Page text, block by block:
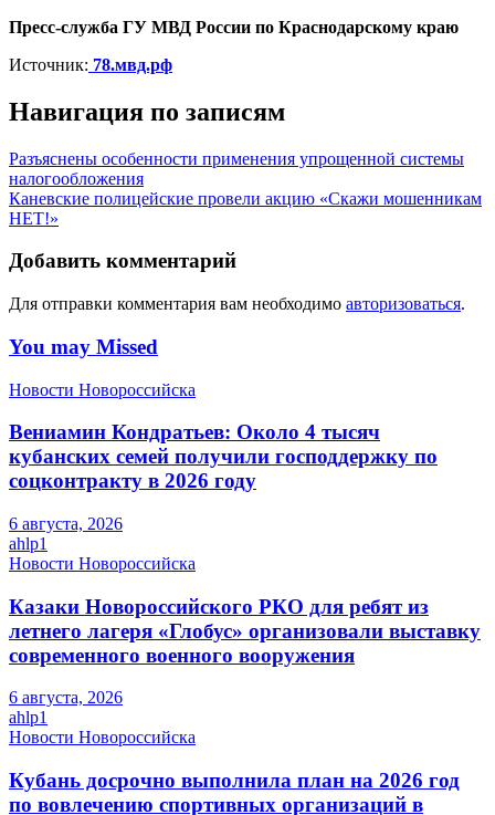
Пресс-служба ГУ МВД России по Краснодарскому краю
Источник: 78.мвд.рф
Навигация по записям
Разъяснены особенности применения упрощенной системы
налогообложения
Каневские полицейские провели акцию «Скажи мошенникам
НЕТ!»
Добавить комментарий
Для отправки комментария вам необходимо авторизоваться.
You may Missed
Новости Новороссийска
Вениамин Кондратьев: Около 4 тысяч
кубанских семей получили господдержку по
соцконтракту в 2026 году
6 августа, 2026
ahlp1
Новости Новороссийска
Казаки Новороссийского РКО для ребят из
летнего лагеря «Глобус» организовали выставку
современного военного вооружения
6 августа, 2026
ahlp1
Новости Новороссийска
Кубань досрочно выполнила план на 2026 год
по вовлечению спортивных организаций в